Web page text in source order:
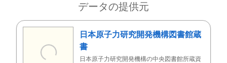
データの提供元
日本原子力研究開発機構図書館蔵
書
日本原子力研究開発機構の中央図書館所蔵資